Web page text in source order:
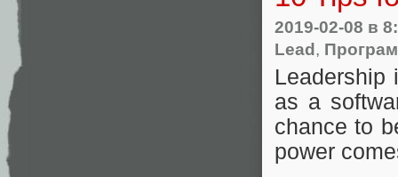
2019-02-08 в
Lead,
Leadership
as a
chance to
power